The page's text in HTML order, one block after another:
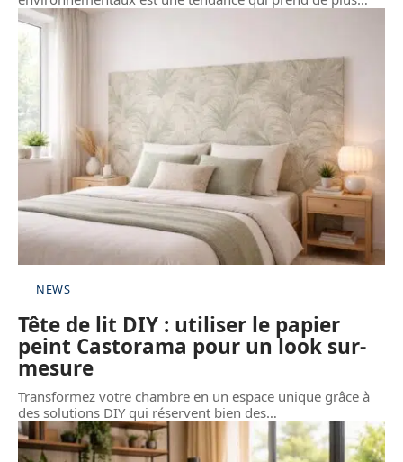
NEWS
Tête de lit DIY : utiliser le papier
peint Castorama pour un look sur-
mesure
Transformez votre chambre en un espace unique grâce à
des solutions DIY qui réservent bien des…